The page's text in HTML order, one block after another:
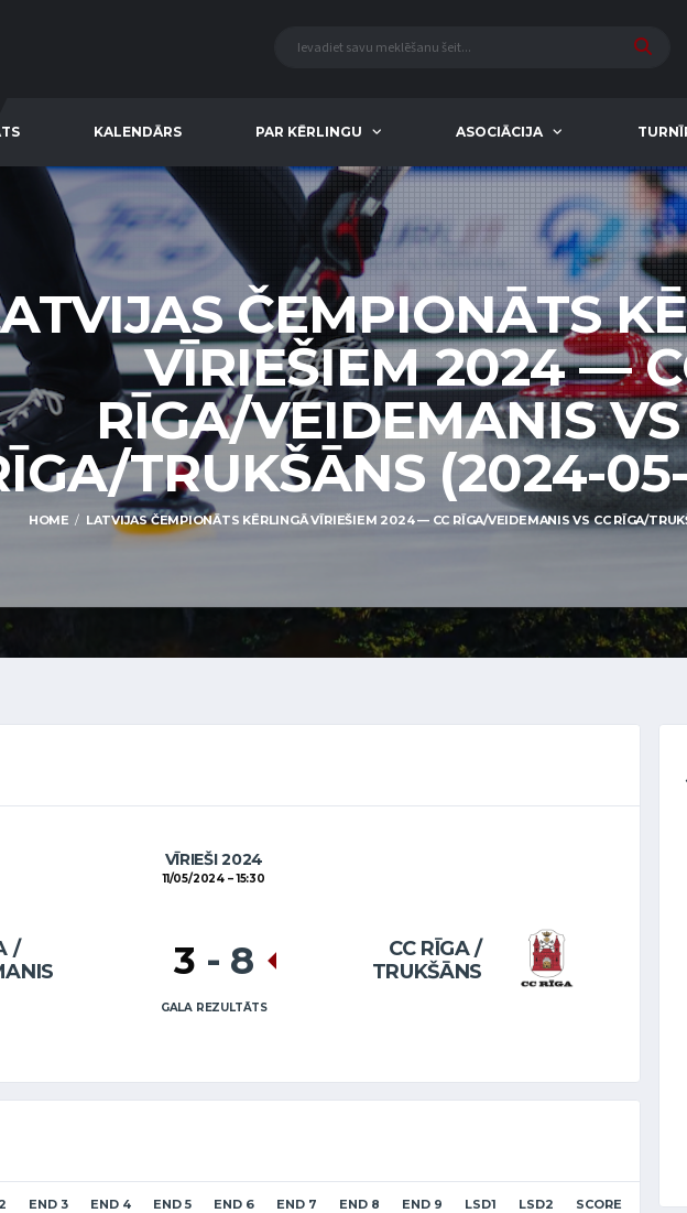
KALENDĀRS PAR KĒRLINGU ASOCIĀCIJA
ČEMPIONĀTS
VĪRIEŠIEM 2024 —
RĪGA/VEIDEMANIS
TRUKŠĀNS (2024-05-
HOME LATVIJAS ČEMPIONĀTS KĒRLINGĀ VĪRIEŠIEM 2024 — CC RĪGA/VEIDEMANIS VS CC RĪGA/
VĪRIEŠI 2024
11/05/2024 15:30
/
CC RĪGA /
TRUKŠĀNS
3 - 8
GALA REZULTĀTS
END 3 END 4 END 5 END 6 END 7 END 8 END 9 LSD1 LSD2 SCORE